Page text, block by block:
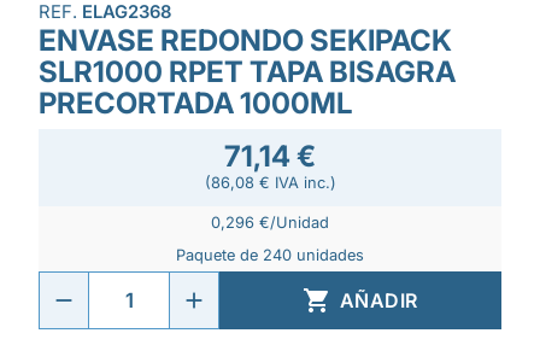
REF. ELAG2368
ENVASE REDONDO SEKIPACK
SLR1000 RPET TAPA BISAGRA
PRECORTADA 1000ML
71,14 €
(86,08 € IVA inc.)
0,296 €/Unidad
Paquete de 240 unidades
 AÑADIR